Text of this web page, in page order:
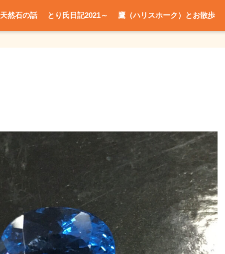
天然石の話 とり氏日記2021～ 鷹（ハリスホーク）とお散歩